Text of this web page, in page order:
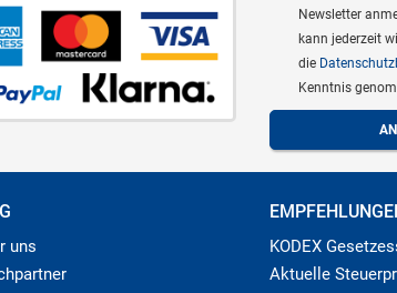
Newsletter
kann jederzeit
die
Kenntnis
uns
KODEX
Aktuelle